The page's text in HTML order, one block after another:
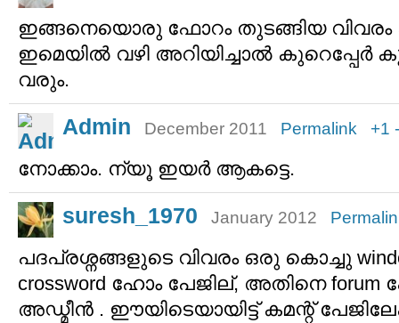
ഇങ്ങനെയൊരു ഫോറം തുടങ്ങിയ
ഇമെയില്‍ വഴി അറിയിച്ചാല്‍ കുറെപ്പേര്‍
വരും.
Admin December 2011 Permalink +1
നോക്കാം. ന്യൂ ഇയര്‍ ആകട്ടെ.
suresh_1970 January 2012
പദപ്രശ്നങ്ങളുടെ വിവരം ഒരു കൊച്ചു
crossword ഹോം പേജില്, അതിനെ
അഡ്മീന്‍ . ഈയിടെയായിട്ട് കമന്റ്